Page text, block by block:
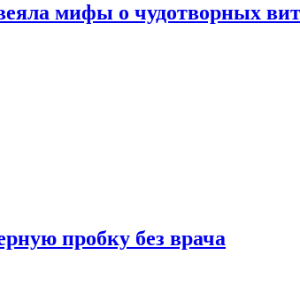
мифы о чудотворных
пробку без врача